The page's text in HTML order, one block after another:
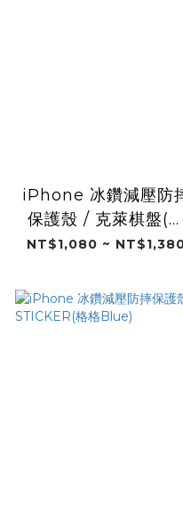
iPhone 冰鑽減壓防
保護殼 / 克萊棋盤(格
格Blue)
NT$1,080 ~